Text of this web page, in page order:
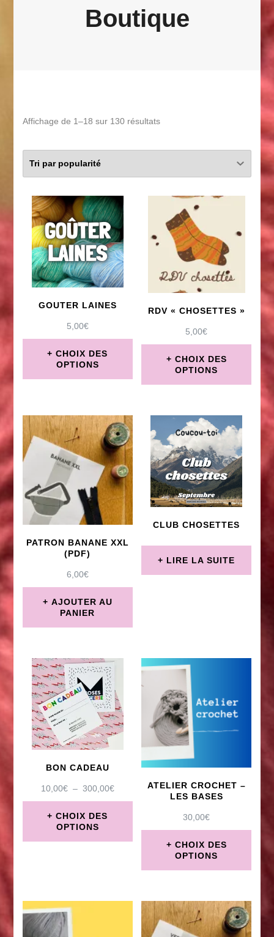
Boutique
Affichage de 1–18 sur 130 résultatsTrié
popularité
GOUTER LAINES
5,00€
CHOIX DES
OPTIONS
a
plusieurs
variations.
Les
options
être
choisies
sur
la
page
produit
RDV « CHOSETTES »
5,00€
CHOIX DES
OPTIONS
produit
a
plusieurs
variations.
Les
être
choisies
du
PATRON BANANE XXL
(PDF)
6,00€
AJOUTER AU
PANIER
CLUB CHOSETTES
LIRE LA SUITE
BON CADEAU
10,00€ – 300,00€PLAGE
DE
CHOIX DES
OPTIONS
ATELIER CROCHET –
LES BASES
30,00€
CHOIX DES
OPTIONS
produit
a